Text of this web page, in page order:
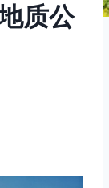
质公